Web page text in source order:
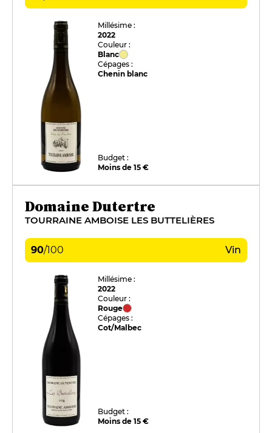
Millésime :
2022
Couleur :
Blanc
Cépages :
Chenin blanc
Budget :
Moins de 15 €
Domaine Dutertre
TOURRAINE AMBOISE LES BUTTELIÈRES
90/100 Vin
Millésime :
2022
Couleur :
Rouge
Cépages :
Cot/Malbec
Budget :
Moins de 15 €